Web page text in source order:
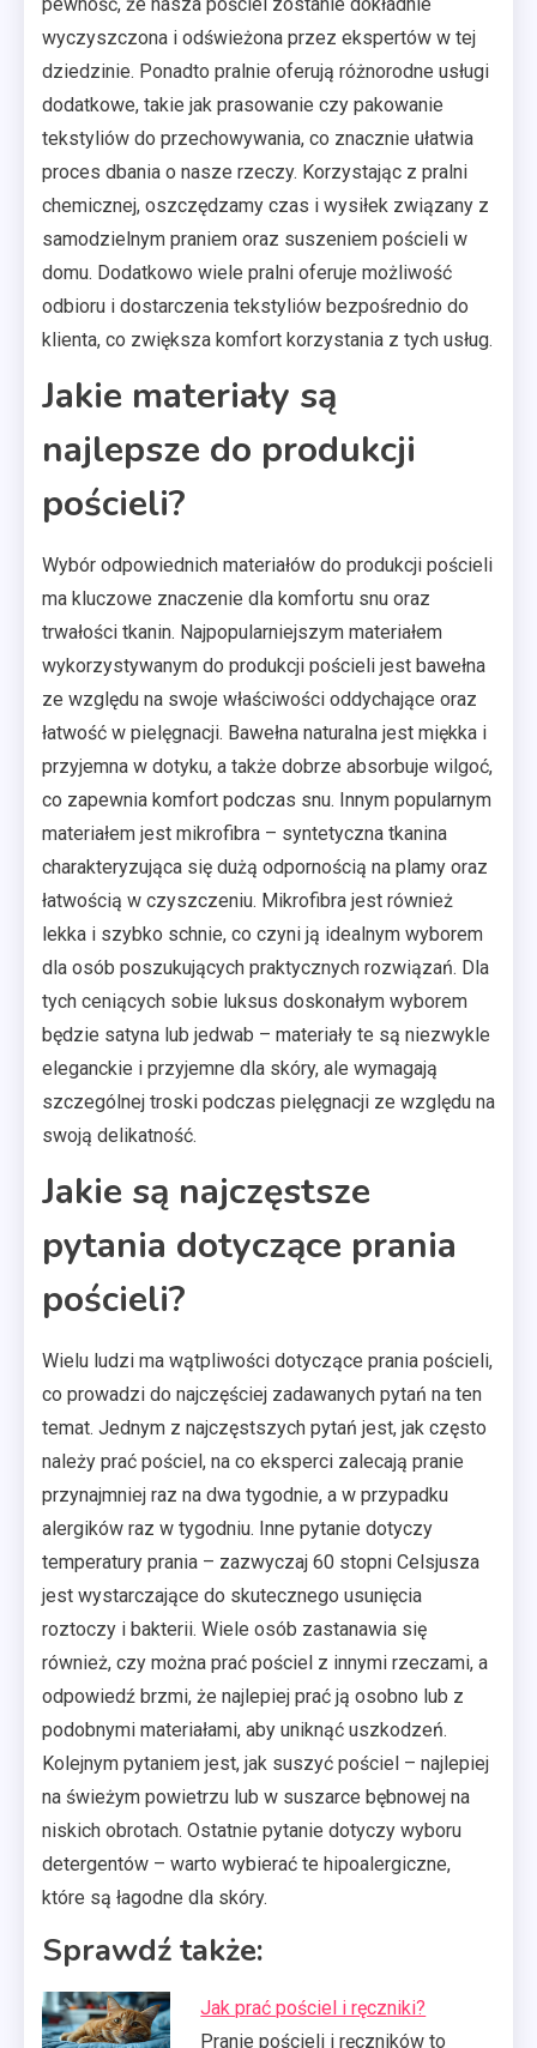
wyczyszczona i odświeżona przez ekspertów w tej
dziedzinie. Ponadto pralnie oferują różnorodne usługi
dodatkowe, takie jak prasowanie czy pakowanie
tekstyliów do przechowywania, co znacznie ułatwia
proces dbania o nasze rzeczy. Korzystając z pralni
chemicznej, oszczędzamy czas i wysiłek związany z
samodzielnym praniem oraz suszeniem pościeli w
domu. Dodatkowo wiele pralni oferuje możliwość
odbioru i dostarczenia tekstyliów bezpośrednio do
klienta, co zwiększa komfort korzystania z tych usług.
Jakie materiały są
najlepsze do produkcji
pościeli?
Wybór odpowiednich materiałów do produkcji pościeli
ma kluczowe znaczenie dla komfortu snu oraz
trwałości tkanin. Najpopularniejszym materiałem
wykorzystywanym do produkcji pościeli jest bawełna
ze względu na swoje właściwości oddychające oraz
łatwość w pielęgnacji. Bawełna naturalna jest miękka i
przyjemna w dotyku, a także dobrze absorbuje wilgoć,
co zapewnia komfort podczas snu. Innym popularnym
materiałem jest mikrofibra – syntetyczna tkanina
charakteryzująca się dużą odpornością na plamy oraz
łatwością w czyszczeniu. Mikrofibra jest również
lekka i szybko schnie, co czyni ją idealnym wyborem
dla osób poszukujących praktycznych rozwiązań. Dla
tych ceniących sobie luksus doskonałym wyborem
będzie satyna lub jedwab – materiały te są niezwykle
eleganckie i przyjemne dla skóry, ale wymagają
szczególnej troski podczas pielęgnacji ze względu na
swoją delikatność.
Jakie są najczęstsze
pytania dotyczące prania
pościeli?
Wielu ludzi ma wątpliwości dotyczące prania pościeli,
co prowadzi do najczęściej zadawanych pytań na ten
temat. Jednym z najczęstszych pytań jest, jak często
należy prać pościel, na co eksperci zalecają pranie
przynajmniej raz na dwa tygodnie, a w przypadku
alergików raz w tygodniu. Inne pytanie dotyczy
temperatury prania – zazwyczaj 60 stopni Celsjusza
jest wystarczające do skutecznego usunięcia
roztoczy i bakterii. Wiele osób zastanawia się
również, czy można prać pościel z innymi rzeczami, a
odpowiedź brzmi, że najlepiej prać ją osobno lub z
podobnymi materiałami, aby uniknąć uszkodzeń.
Kolejnym pytaniem jest, jak suszyć pościel – najlepiej
na świeżym powietrzu lub w suszarce bębnowej na
niskich obrotach. Ostatnie pytanie dotyczy wyboru
detergentów – warto wybierać te hipoalergiczne,
które są łagodne dla skóry.
Sprawdź także:
Jak prać pościel i ręczniki?
Pranie pościeli i ręczników to